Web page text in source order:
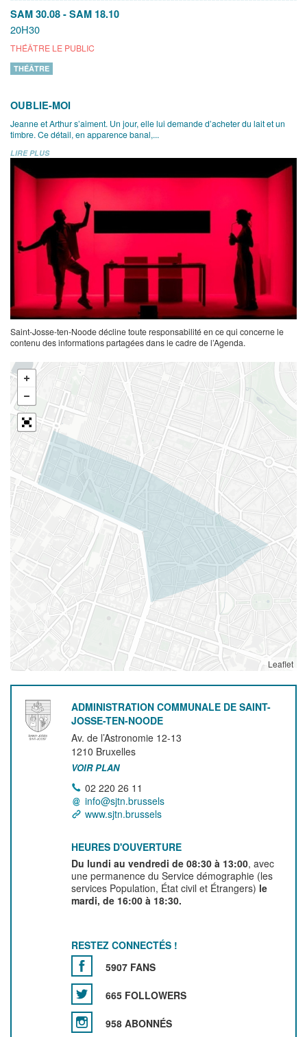
SAM 30.08 - SAM 18.10
20H30
THÉÂTRE LE PUBLIC
THÉÂTRE
OUBLIE-MOI
Jeanne et Arthur s’aiment. Un jour, elle lui demande d’acheter du lait et un
timbre. Ce détail, en apparence banal,...
LIRE PLUS
Saint-Josse-ten-Noode décline toute responsabilité en ce qui concerne le
contenu des informations partagées dans le cadre de l’Agenda.
Leaflet
ADMINISTRATION COMMUNALE DE SAINT-
JOSSE-TEN-NOODE
Av. de l’Astronomie 12-13
1210 Bruxelles
VOIR PLAN
02 220 26 11
info@sjtn.brussels
www.sjtn.brussels
HEURES D'OUVERTURE
Du lundi au vendredi de 08:30 à 13:00, avec
une permanence du Service démographie (les
services Population, État civil et Étrangers) le
mardi, de 16:00 à 18:30.
RESTEZ CONNECTÉS !
5907 FANS
665 FOLLOWERS
958 ABONNÉS